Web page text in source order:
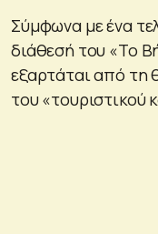
Σύμφωνα με ένα
διάθεσή του «Το
εξαρτάται από τη
του «τουριστικού